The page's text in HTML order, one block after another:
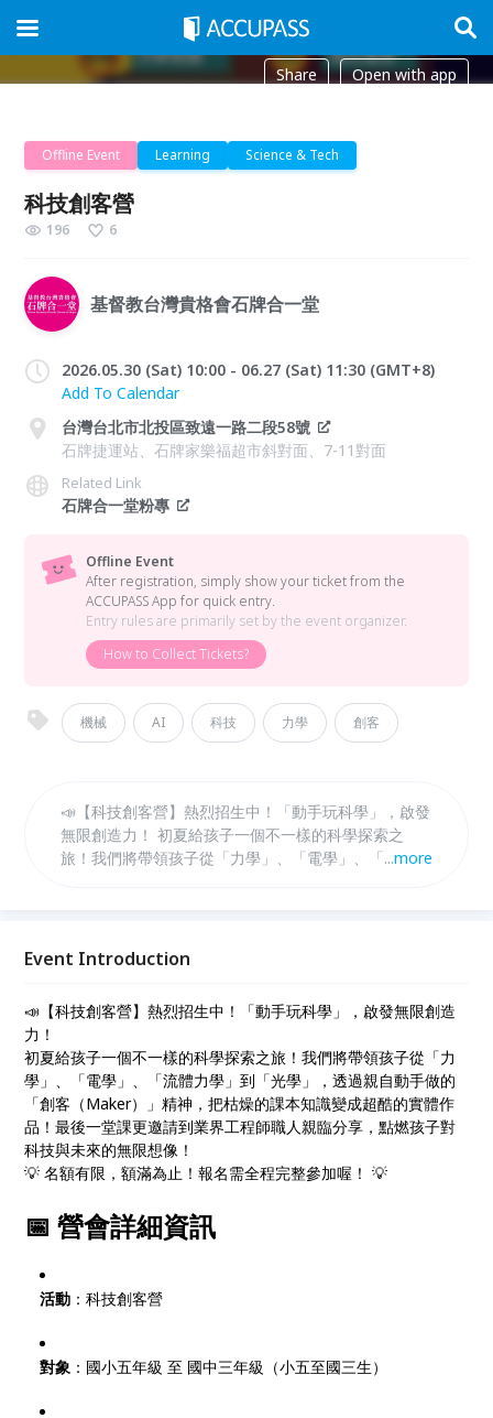
Share Open with app
Offline Event Learning Science & Tech
科技創客營
196 6
基督教台灣貴格會石牌合一堂
2026.05.30 (Sat) 10:00 - 06.27 (Sat) 11:30 (GMT+8)
Add To Calendar
台灣台北市北投區致遠一路二段58號
石牌捷運站、石牌家樂福超市斜對面、7-11對面
Related Link
石牌合一堂粉專
Offline Event
After registration, simply show your ticket from the
ACCUPASS App for quick entry.
Entry rules are primarily set by the event organizer.
How to Collect Tickets?
機械 AI 科技 力學 創客
📣【科技創客營】熱烈招生中！「動手玩科學」，啟發
無限創造力！ 初夏給孩子一個不一樣的科學探索之
旅！我們將帶領孩子從「力學」、「電學」、「流體力
點燃孩子對科技與未來的無限想像！
...more
Event Introduction
📣【科技創客營】熱烈招生中！「動手玩科學」，啟發無限創造
力！
初夏給孩子一個不一樣的科學探索之旅！我們將帶領孩子從「力
學」、「電學」、「流體力學」到「光學」，透過親自動手做的
「創客（Maker）」精神，把枯燥的課本知識變成超酷的實體作
品！最後一堂課更邀請到業界工程師職人親臨分享，點燃孩子對
科技與未來的無限想像！
💡 名額有限，額滿為止！報名需全程完整參加喔！ 💡
📅 營會詳細資訊
活動 ：科技創客營
對象 ：國小五年級 至 國中三年級（小五至國三生）